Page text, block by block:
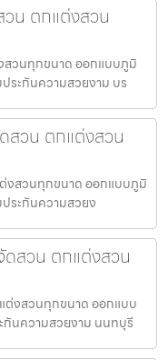
น ตกแต่งสวน
วนทุกขนาด ออกแบบภูมิ
ระกันความสวยงาม บร
วน ตกแต่งสวน
งสวนทุกขนาด ออกแบบภูมิ
ระกันความสวยง
สวน ตกแต่งสวน
ต่งสวนทุกขนาด ออกแบบ
กันความสวยงาม นนทบุรี